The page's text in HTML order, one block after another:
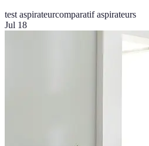
test aspirateurcomparatif aspirateurs
Jul 18